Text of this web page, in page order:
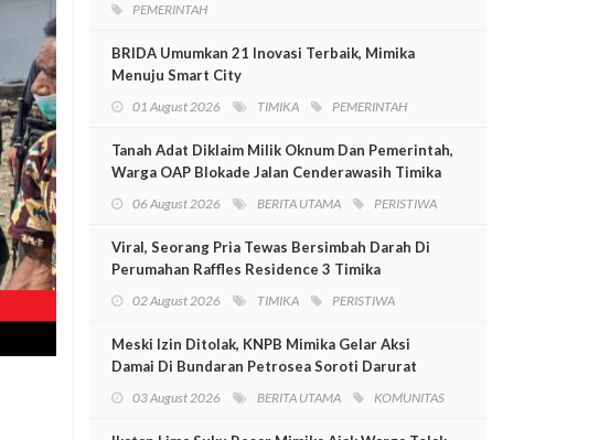
PEMERINTAH
BRIDA Umumkan 21 Inovasi Terbaik, Mimika
Menuju Smart City
01 August 2026 TIMIKA PEMERINTAH
Tanah Adat Diklaim Milik Oknum Dan Pemerintah,
Warga OAP Blokade Jalan Cenderawasih Timika
06 August 2026 BERITA UTAMA PERISTIWA
Viral, Seorang Pria Tewas Bersimbah Darah Di
Perumahan Raffles Residence 3 Timika
02 August 2026 TIMIKA PERISTIWA
Meski Izin Ditolak, KNPB Mimika Gelar Aksi
Damai Di Bundaran Petrosea Soroti Darurat
03 August 2026 BERITA UTAMA KOMUNITAS